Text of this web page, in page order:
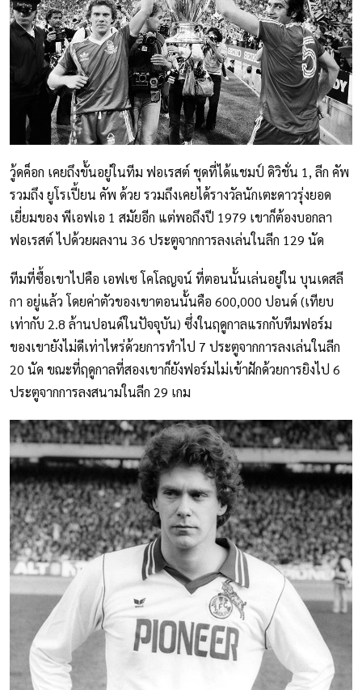
วู้ดค็อก เคยถึงขั้นอยู่ในทีม ฟอเรสต์ ชุดที่ได้แชมป์ ดิวิชั่น 1, ลีก คัพ
รวมถึง ยูโรเปี้ยน คัพ ด้วย รวมถึงเคยได้รางวัลนักเตะดาวรุ่งยอด
เยี่ยมของ พีเอฟเอ 1 สมัยอีก แต่พอถึงปี 1979 เขาก็ต้องบอกลา
ฟอเรสต์ ไปด้วยผลงาน 36 ประตูจากการลงเล่นในลีก 129 นัด
ทีมที่ซื้อเขาไปคือ เอฟเซ โคโลญจน์ ที่ตอนนั้นเล่นอยู่ใน บุนเดสลี
กา อยู่แล้ว โดยค่าตัวของเขาตอนนั้นคือ 600,000 ปอนด์ (เทียบ
เท่ากับ 2.8 ล้านปอนด์ในปัจจุบัน) ซึ่งในฤดูกาลแรกกับทีมฟอร์ม
ของเขายังไม่ดีเท่าไหร่ด้วยการทำไป 7 ประตูจากการลงเล่นในลีก
20 นัด ขณะที่ฤดูกาลที่สองเขาก็ยังฟอร์มไม่เข้าฝักด้วยการยิงไป 6
ประตูจากการลงสนามในลีก 29 เกม